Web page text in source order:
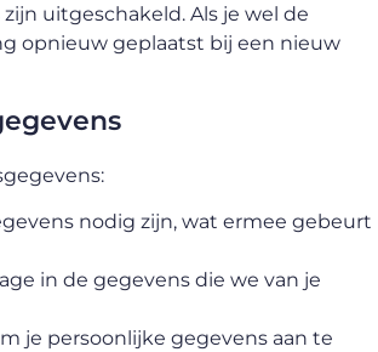
uitgeschakeld. Als je wel de
opnieuw geplaatst bij een nieuw
nodig zijn, wat ermee gebeurt
in de gegevens die we van je
je persoonlijke gegevens aan te